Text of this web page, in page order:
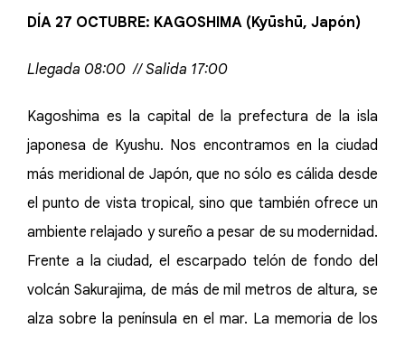
DÍA 27 OCTUBRE: KAGOSHIMA (Kyūshū, Japón)
Llegada 08:00 // Salida 17:00
Kagoshima es la capital de la prefectura de la isla
japonesa de Kyushu. Nos encontramos en la ciudad
más meridional de Japón, que no sólo es cálida desde
el punto de vista tropical, sino que también ofrece un
ambiente relajado y sureño a pesar de su modernidad.
Frente a la ciudad, el escarpado telón de fondo del
volcán Sakurajima, de más de mil metros de altura, se
alza sobre la península en el mar. La memoria de los